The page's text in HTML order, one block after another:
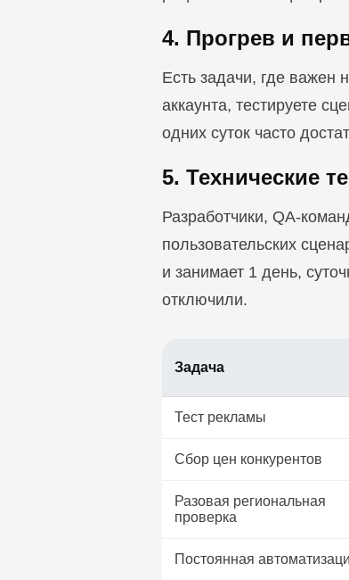
4. Прогрев и
Есть задачи, где важен
аккаунта, тестируете
одних суток часто
5. Технические
Разработчики, QA-
пользовательских
и занимает 1 день,
отключили.
Задача
Тест рекламы
Сбор цен конкурентов
Разовая региональная
проверка
Постоянная